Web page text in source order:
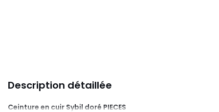
Description détaillée
Ceinture en cuir Sybil doré PIECES